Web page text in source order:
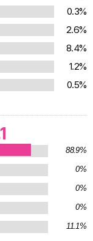
물도감에 나오는 무
각 표현인 ‘시다’는
께 제시하고, 후각 표
황, 아빠와 냉이를 다
를 맡는 상황과 함
간에 친구들이 떠드
『아홉 살 느낌 사
처럼 오감을 통해 느끼
다‘ ’더부룩하다‘처
사전』을 통해 다양
, 입, 귀, 손 등으로
문장과
0.3%
2.6%
8.4%
1.2%
0.5%
88.9%
0%
0%
0%
11.1%